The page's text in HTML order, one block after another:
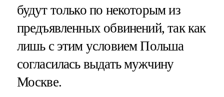
будут только по некоторым из
предъявленных обвинений, так как
лишь с этим условием Польша
согласилась выдать мужчину
Москве.